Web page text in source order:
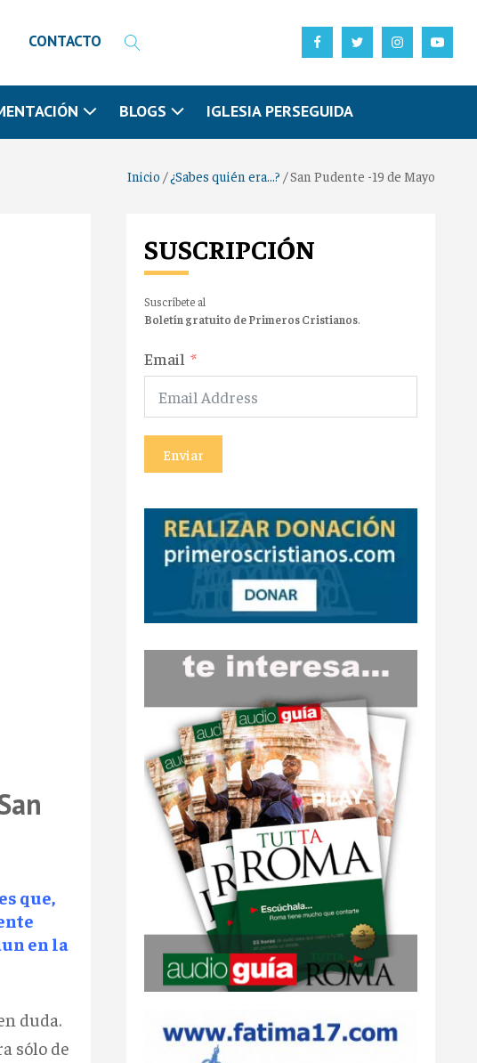
CONTACTO
BLOGS IGLESIA PERSEGUIDA
Inicio /¿Sabes quién era...? /San Pudente -19 de Mayo
que,
en la
duda.
sólo de
SUSCRIPCIÓN
Suscríbete al
Boletín gratuito de Primeros Cristianos.
Email
Enviar